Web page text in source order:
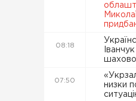
08:18
07:50
низки